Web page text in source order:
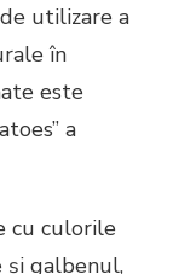
utilizare a
în
este
a
cu culorile
și galbenul,